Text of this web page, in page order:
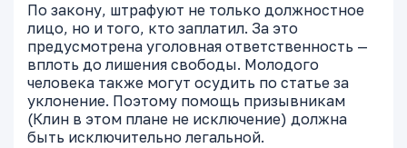
По закону, штрафуют не только должностное
лицо, но и того, кто заплатил. За это
предусмотрена уголовная ответственность —
вплоть до лишения свободы. Молодого
человека также могут осудить по статье за
уклонение. Поэтому помощь призывникам
(Клин в этом плане не исключение) должна
быть исключительно легальной.